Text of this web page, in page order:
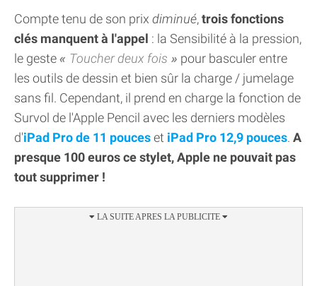
Compte tenu de son prix diminué,trois fonctions
clés manquent à l'appel : la Sensibilité à la pression,
le geste
Toucher deux fois
pour basculer entre
les outils de dessin et bien sûr la charge / jumelage
sans fil. Cependant, il prend en charge la fonction de
Survol de l'Apple Pencil avec les derniers modèles
d'iPad Pro de 11 pouceset iPad Pro 12,9 pouces. A
presque 100 euros ce stylet, Apple ne pouvait pas
tout supprimer !